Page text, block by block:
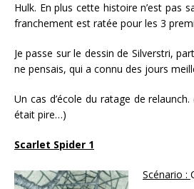
Hulk. En plus cette histoire n’est pas
franchement est ratée pour les 3
Je passe sur le dessin de Silverstri,
ne pensais, qui a connu des jours
Un cas d’école du ratage de
était pire…)
Scarlet Spider 1
Scénario :